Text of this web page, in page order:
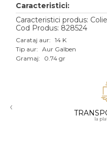
Aur alb
Aur roz
Aur mixt
18K
Caracteristici:
Caracteristici produs:
Cod Produs: 828524
Carataj aur: 14 K
Tip aur: Aur Galben
Gramaj:
0.74 gr
‹
la